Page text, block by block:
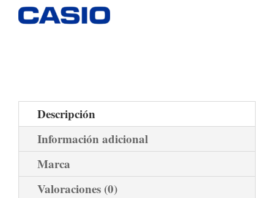
Descripción
Información adicional
Marca
Valoraciones (0)